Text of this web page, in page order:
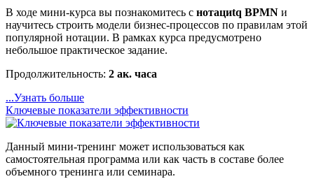
В ходе мини-курса вы познакомитесь с нотациtq BPMN и
научитесь строить модели бизнес-процессов по правилам этой
популярной нотации. В рамках курса предусмотрено
небольшое практическое задание.
Продолжительность: 2 ак. часа
...Узнать больше
Ключевые показатели эффективности
Данный мини-тренинг может использоваться как
самостоятельная программа или как часть в составе более
объемного тренинга или семинара.